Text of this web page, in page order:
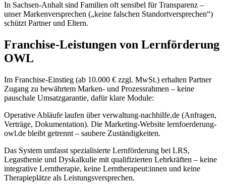
In Sachsen-Anhalt sind Familien oft sensibel für Transparenz –
unser Markenversprechen („keine falschen Standortversprechen“)
schützt Partner und Eltern.
Franchise-Leistungen von Lernförderung
OWL
Im Franchise-Einstieg (ab 10.000 € zzgl. MwSt.) erhalten Partner
Zugang zu bewährtem Marken- und Prozessrahmen – keine
pauschale Umsatzgarantie, dafür klare Module:
Operative Abläufe laufen über verwaltung-nachhilfe.de (Anfragen,
Verträge, Dokumentation). Die Marketing-Website lernfoerderung-
owl.de bleibt getrennt – saubere Zuständigkeiten.
Das System umfasst spezialisierte Lernförderung bei LRS,
Legasthenie und Dyskalkulie mit qualifizierten Lehrkräften – keine
integrative Lerntherapie, keine Lerntherapeut:innen und keine
Therapieplätze als Leistungsversprechen.